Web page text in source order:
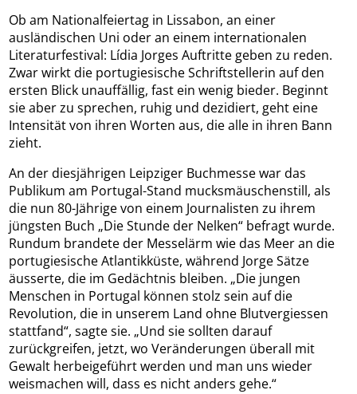
Ob am Nationalfeiertag in Lissabon, an einer
ausländischen Uni oder an einem internationalen
Literaturfestival: Lídia Jorges Auftritte geben zu reden.
Zwar wirkt die portugiesische Schriftstellerin auf den
ersten Blick unauffällig, fast ein wenig bieder. Beginnt
sie aber zu sprechen, ruhig und dezidiert, geht eine
Intensität von ihren Worten aus, die alle in ihren Bann
zieht.
An der diesjährigen Leipziger Buchmesse war das
Publikum am Portugal-Stand mucksmäuschenstill, als
die nun 80-Jährige von einem Journalisten zu ihrem
jüngsten Buch „Die Stunde der Nelken“ befragt wurde.
Rundum brandete der Messelärm wie das Meer an die
portugiesische Atlantikküste, während Jorge Sätze
äusserte, die im Gedächtnis bleiben. „Die jungen
Menschen in Portugal können stolz sein auf die
Revolution, die in unserem Land ohne Blutvergiessen
stattfand“, sagte sie. „Und sie sollten darauf
zurückgreifen, jetzt, wo Veränderungen überall mit
Gewalt herbeigeführt werden und man uns wieder
weismachen will, dass es nicht anders gehe.“